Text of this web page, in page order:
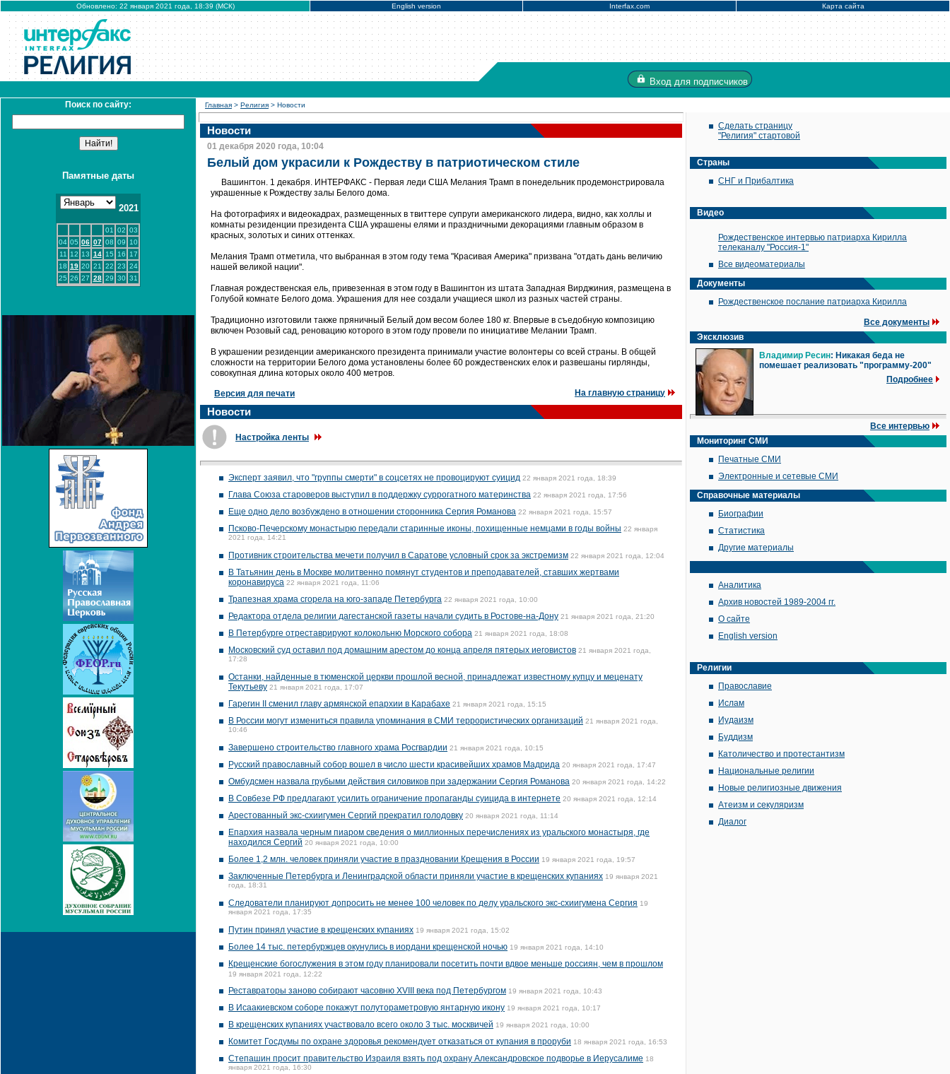
Обновлено: 22 января 2021 года, 18:39 (МСК) English version Interfax.com Карта сайта
Вход для подписчиков
Поиск по сайту:
Памятные даты
2021
01 02 03
04 05 06 07 08 09
10
11
12 13 14 15 16
17
18 19 20 21 22 23 24
25 26 27 28 29 30 31
Главная > Религия > Новости
Новости
01 декабря 2020 года, 10:04
Белый дом украсили к Рождеству в патриотическом стиле
Вашингтон. 1 декабря. ИНТЕРФАКС - Первая леди США Мелания Трамп в понедельник продемонстрировала
украшенные к Рождеству залы Белого дома.
На фотографиях и видеокадрах, размещенных в твиттере супруги американского лидера, видно, как холлы и
комнаты резиденции президента США украшены елями и праздничными декорациями главным образом в
красных, золотых и синих оттенках.
Мелания Трамп отметила, что выбранная в этом году тема "Красивая Америка" призвана "отдать дань величию
нашей великой нации".
Главная рождественская ель, привезенная в этом году в Вашингтон из штата Западная Вирджиния, размещена в
Голубой комнате Белого дома. Украшения для нее создали учащиеся школ из разных частей страны.
Традиционно изготовили также пряничный Белый дом весом более 180 кг. Впервые в съедобную композицию
включен Розовый сад, реновацию которого в этом году провели по инициативе Мелании Трамп.
В украшении резиденции американского президента принимали участие волонтеры со всей страны. В общей
сложности на территории Белого дома установлены более 60 рождественских елок и развешаны гирлянды,
совокупная длина которых около 400 метров.
Версия для печати На главную страницу
Новости
Настройка ленты
Эксперт заявил, что "группы смерти" в соцсетях не провоцируют суицид 22 января 2021 года, 18:39
Глава Союза староверов выступил в поддержку суррогатного материнства 22 января 2021 года, 17:56
Еще одно дело возбуждено в отношении сторонника Сергия Романова 22 января 2021 года, 15:57
Псково-Печерскому монастырю передали старинные иконы, похищенные немцами в годы войны 22 января
2021 года, 14:21
Противник строительства мечети получил в Саратове условный срок за экстремизм 22 января 2021 года, 12:04
В Татьянин день в Москве молитвенно помянут студентов и преподавателей, ставших жертвами
коронавируса 22 января 2021 года, 11:06
Трапезная храма сгорела на юго-западе Петербурга 22 января 2021 года, 10:00
Редактора отдела религии дагестанской газеты начали судить в Ростове-на-Дону 21 января 2021 года, 21:20
В Петербурге отреставрируют колокольню Морского собора 21 января 2021 года, 18:08
Московский суд оставил под домашним арестом до конца апреля пятерых иеговистов 21 января 2021 года,
17:28
Останки, найденные в тюменской церкви прошлой весной, принадлежат известному купцу и меценату
Текутьеву 21 января 2021 года, 17:07
Гарегин II сменил главу армянской епархии в Карабахе 21 января 2021 года, 15:15
В России могут измениться правила упоминания в СМИ террористических организаций 21 января 2021 года,
10:46
Завершено строительство главного храма Росгвардии 21 января 2021 года, 10:15
Русский православный собор вошел в число шести красивейших храмов Мадрида 20 января 2021 года, 17:47
Омбудсмен назвала грубыми действия силовиков при задержании Сергия Романова 20 января 2021 года, 14:22
В Совбезе РФ предлагают усилить ограничение пропаганды суицида в интернете 20 января 2021 года, 12:14
Арестованный экс-схиигумен Сергий прекратил голодовку 20 января 2021 года, 11:14
Епархия назвала черным пиаром сведения о миллионных перечислениях из уральского монастыря, где
находился Сергий 20 января 2021 года, 10:00
Более 1,2 млн. человек приняли участие в праздновании Крещения в России 19 января 2021 года, 19:57
Заключенные Петербурга и Ленинградской области приняли участие в крещенских купаниях 19 января 2021
года, 18:31
Следователи планируют допросить не менее 100 человек по делу уральского экс-схиигумена Сергия 19
января 2021 года, 17:35
Путин принял участие в крещенских купаниях 19 января 2021 года, 15:02
Более 14 тыс. петербуржцев окунулись в иордани крещенской ночью 19 января 2021 года, 14:10
Крещенские богослужения в этом году планировали посетить почти вдвое меньше россиян, чем в прошлом
19 января 2021 года, 12:22
Реставраторы заново собирают часовню XVIII века под Петербургом 19 января 2021 года, 10:43
В Исаакиевском соборе покажут полутораметровую янтарную икону 19 января 2021 года, 10:17
В крещенских купаниях участвовало всего около 3 тыс. москвичей 19 января 2021 года, 10:00
Комитет Госдумы по охране здоровья рекомендует отказаться от купания в проруби 18 января 2021 года, 16:53
Степашин просит правительство Израиля взять под охрану Александровское подворье в Иерусалиме 18
января 2021 года, 16:30
Сделать страницу
"Религия" стартовой
Страны
СНГ и Прибалтика
Видео
Рождественское интервью патриарха Кирилла
телеканалу "Россия-1"
Все видеоматериалы
Документы
Рождественское послание патриарха Кирилла
Все документы
Эксклюзив
Владимир Ресин: Никакая беда не
помешает реализовать "программу-200"
Подробнее
Все интервью
Мониторинг СМИ
Печатные СМИ
Электронные и сетевые СМИ
Справочные материалы
Биографии
Статистика
Другие материалы
Аналитика
Архив новостей 1989-2004 гг.
О сайте
English version
Религии
Православие
Ислам
Иудаизм
Буддизм
Католичество и протестантизм
Национальные религии
Новые религиозные движения
Атеизм и секуляризм
Диалог